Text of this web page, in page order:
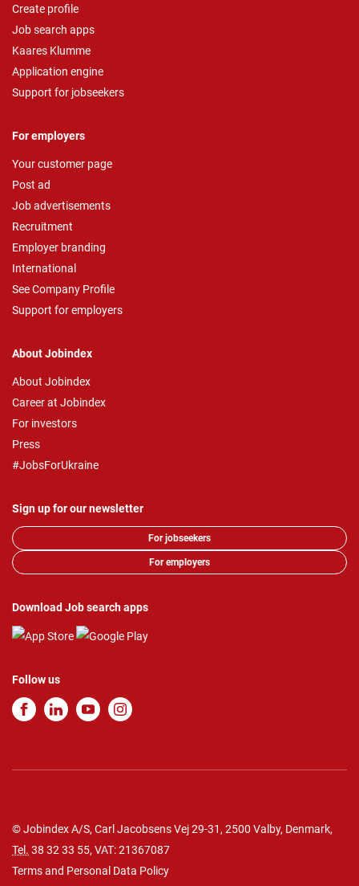
Create profile
Job search apps
Kaares Klumme
Application engine
Support for jobseekers
For employers
Your customer page
Post ad
Job advertisements
Recruitment
Employer branding
International
See Company Profile
Support for employers
About Jobindex
About Jobindex
Career at Jobindex
For investors
Press
#JobsForUkraine
Sign up for our newsletter
For jobseekers
For employers
Download Job search apps
Follow us
© Jobindex A/S, Carl Jacobsens Vej 29-31, 2500 Valby, Denmark,
Tel. 38 32 33 55, VAT: 21367087
Terms and Personal Data Policy